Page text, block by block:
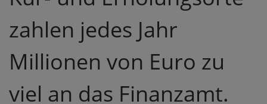
zahlen jedes Jahr
Millionen von Euro zu
viel an das Finanzamt.